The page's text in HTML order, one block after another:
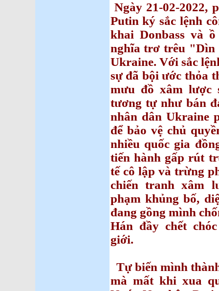
Ngày 21-02-2022,
Putin ký sắc lệnh
khai Donbass và
nghĩa trơ trêu "Dìn
Ukraine. Với sắc
sự đã bội ước thỏa
mưu đồ xâm lược
tương tự như bán
nhân dân Ukraine
để bảo vệ chủ
nhiều quốc gia
tiến hành gấp rút
tế cô lập và trừng
chiến tranh xâm
phạm khủng bố,
đang gồng mình
Hán đầy chết
giới.
Tự biến mình
mà mất khi xua